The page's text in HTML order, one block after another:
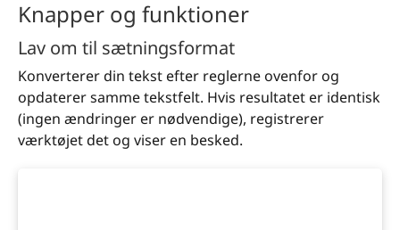
Knapper og funktioner
Lav om til sætningsformat
Konverterer din tekst efter reglerne ovenfor og
opdaterer samme tekstfelt. Hvis resultatet er identisk
(ingen ændringer er nødvendige), registrerer
værktøjet det og viser en besked.